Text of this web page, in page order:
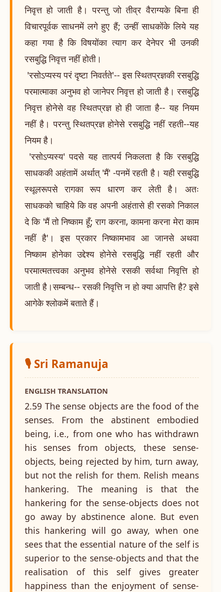
निवृत्त हो जाती है। परन्तु जो तीव्र वैराग्यके बिना ही
विचारपूर्वक साधनमें लगे हुए हैं; उन्हीं साधकोंके लिये यह
कहा गया है कि विषयोंका त्याग कर देनेपर भी उनकी
रसबुद्धि निवृत्त नहीं होती।
'रसोऽप्यस्य परं दृष्टा निवर्तते'-- इस स्थितप्रज्ञकी रसबुद्धि
परमात्माका अनुभव हो जानेपर निवृत्त हो जाती है। रसबुद्धि
निवृत्त होनेसे वह स्थितप्रज्ञ हो ही जाता है-- यह नियम
नहीं है। परन्तु स्थितप्रज्ञ होनेसे रसबुद्धि नहीं रहती--यह
नियम है।
'रसोऽप्यस्य' पदसे यह तात्पर्य निकलता है कि रसबुद्धि
साधककी अहंतामें अर्थात् 'मैं' -पनमें रहती है। यही रसबुद्धि
स्थूलरूपसे रागका रूप धारण कर लेती है। अतः
साधकको चाहिये कि वह अपनी अहंतासे ही रसको निकाल
दे कि 'मैं तो निष्काम हूँ; राग करना, कामना करना मेरा काम
नहीं है'। इस प्रकार निष्कामभाव आ जानसे अथवा
निष्काम होनेका उद्देश्य होनेसे रसबुद्धि नहीं रहती और
परमात्मतत्त्वका अनुभव होनेसे रसकी सर्वथा निवृत्ति हो
जाती है।सम्बन्ध-- रसकी निवृत्ति न हो क्या आपत्ति है? इसे
आगेके श्लोकमें बताते हैं।
🎙️ Sri Ramanuja
ENGLISH TRANSLATION
2.59 The sense objects are the food of the
senses. From the abstinent embodied
being, i.e., from one who has withdrawn
his senses from objects, these sense-
objects, being rejected by him, turn away,
but not the relish for them. Relish means
hankering. The meaning is that the
hankering for the sense-objects does not
go away by abstinence alone. But even
this hankering will go away, when one
sees that the essential nature of the self is
superior to the sense-objects and that the
realisation of this self gives greater
happiness than the enjoyment of sense-